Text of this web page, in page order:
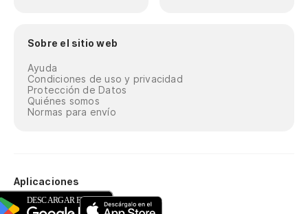
Sobre el sitio web
Ayuda
Condiciones de uso y privacidad
Protección de Datos
Quiénes somos
Normas para envío
Aplicaciones